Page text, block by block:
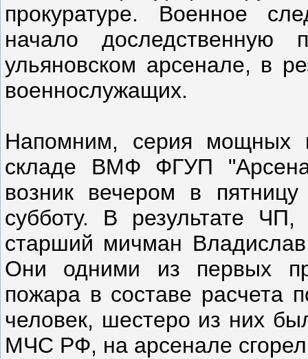
прокуратуре. Военное
начало
ульяновском арсенале, в
военнослужащих.
Напомним, серия мощных
складе ВМФ ФГУП
возник вечером в
субботу. В результате
старший мичман
Они одними из первых
пожара в составе расчета
человек, шестеро из них
МЧС РФ, на арсенале